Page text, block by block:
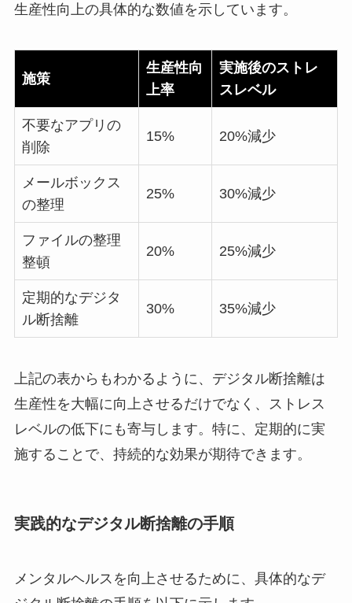
生産性向上の具体的な数値を示しています。
施策
生産性向
上率
実施後のストレ
スレベル
不要なアプリの
削除
15% 20%減少
メールボックス
の整理
25% 30%減少
ファイルの整理
整頓
20% 25%減少
定期的なデジタ
ル断捨離
30% 35%減少
上記の表からもわかるように、デジタル断捨離は
生産性を大幅に向上させるだけでなく、ストレス
レベルの低下にも寄与します。特に、定期的に実
施することで、持続的な効果が期待できます。
実践的なデジタル断捨離の手順
メンタルヘルスを向上させるために、具体的なデ